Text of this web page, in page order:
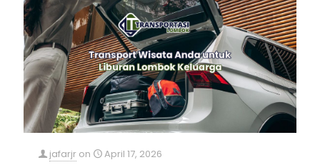
jafarjr on
April 17, 2026